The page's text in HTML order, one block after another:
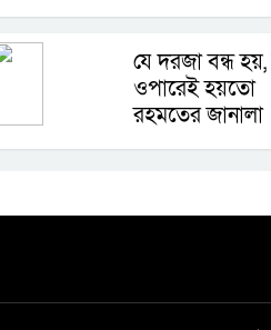
যে দরজা বন্ধ
ওপারেই হয়তো
রহমতের জানালা